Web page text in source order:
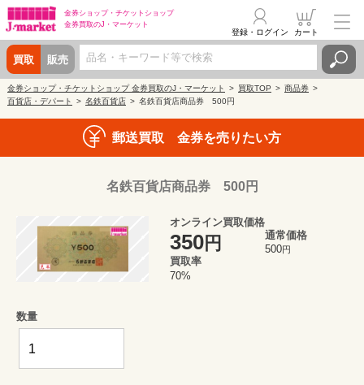
金券ショップ・ チケットショップ
金券買取のJ・マーケット
買取 販売
登録・ログイン カート
金券ショップ・チケットショップ 金券買取のJ・マーケット 買取TOP
商品券
百貨店・デパート
名鉄百貨店 名鉄百貨店商品券 500円
郵送買取 金券を売りたい方
名鉄百貨店商品券 500円
オンライン買取価格
350円
通常価格
500円
買取率
70%
数量